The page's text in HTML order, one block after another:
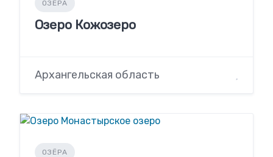
ОЗЁРА
Озеро Кожозеро
Архангельская область
ОЗЁРА